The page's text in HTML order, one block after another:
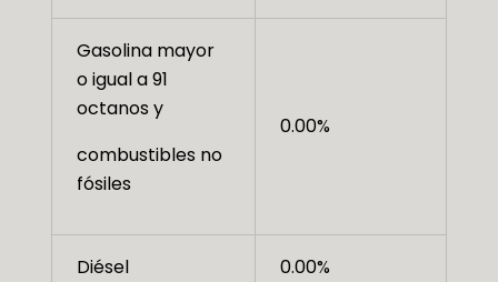
Gasolina mayor
o igual a 91
octanos y
combustibles no
fósiles
0.00%
Diésel 0.00%